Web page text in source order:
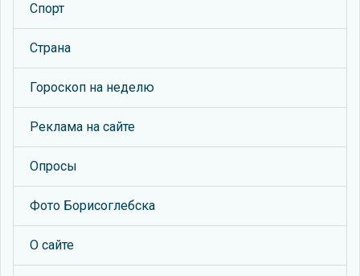
Спорт
Страна
Гороскоп на неделю
Реклама на сайте
Опросы
Фото Борисоглебска
О сайте